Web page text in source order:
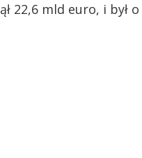
22,6 mld euro, i był